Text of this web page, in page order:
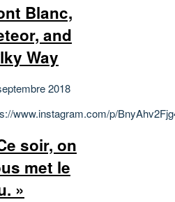
Blanc,
and
Way
2018
www.instagram.com/p/
soir, on
met le
»